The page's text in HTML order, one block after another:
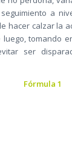
a
hacer calzar la
tomando
ser
Fórmula 1